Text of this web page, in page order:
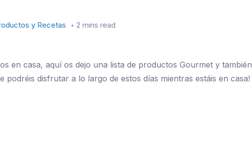
y Recetas 2 mins read
en casa, aquí os dejo una lista de productos Gourmet y también
podréis disfrutar a lo largo de estos días mientras estáis en casa!